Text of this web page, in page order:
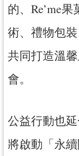
的、Re’me
術、禮物包
共同打造溫
會。
公益行動也
將啟動「永